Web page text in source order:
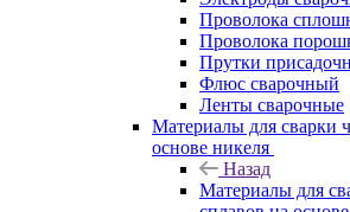
Проволока
Проволока
Прутки
Флюс сварочный
Ленты сварочные
Материалы для сварки
основе никеля
Назад
Материалы для